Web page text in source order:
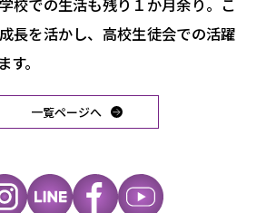
校での生活も残り１か月余り。こ
長を活かし、高校生徒会での活躍
。
一覧ページへ